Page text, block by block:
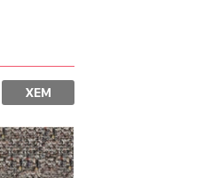
XEM